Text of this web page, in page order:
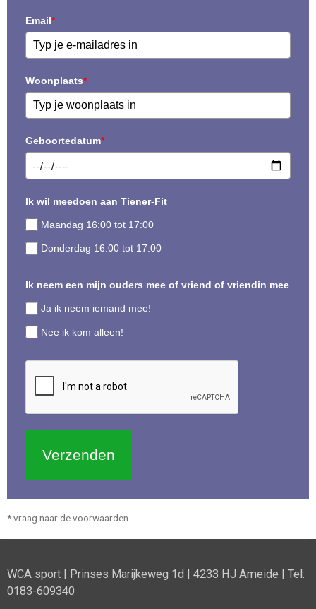
Email*
Woonplaats*
Geboortedatum*
Ik wil meedoen aan Tiener-Fit
Maandag 16:00 tot 17:00
Donderdag 16:00 tot 17:00
Ik neem een mijn ouders mee of vriend of vriendin mee
Ja ik neem iemand mee!
Nee ik kom alleen!
Verzenden
* vraag naar de voorwaarden
WCA sport | Prinses Marijkeweg 1d | 4233 HJ Ameide | Tel:
0183-609340